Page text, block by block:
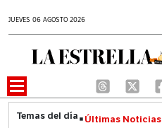
JUEVES 06 AGOSTO 2026
Últimas Noticias